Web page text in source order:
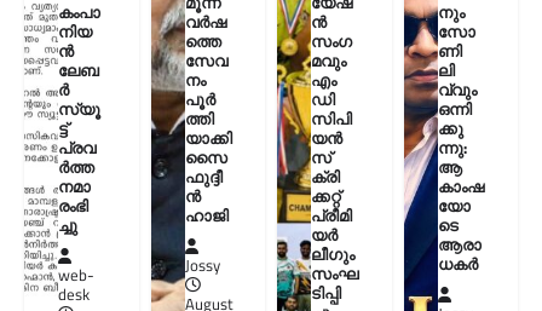
കംപാ
നിയ
ൻ
ലേബ
ർ
സ്യൂ
ട്ട്
പ്രവ
ർത്ത
നമാ
രംഭി
ച്ചു
web-
desk
വർഷ
ത്തെ
സേവ
നം
പൂർ
ത്തി
യാക്കി
സൈ
ഫുദ്ദീ
ൻ
ഹാജി
Jossy
August
ൻ
സംഗ
മവും
എം
ഡി
സിപി
യൻ
സ്
ക്രി
ക്കറ്റ്
പ്രീമി
യർ
ലീഗും
സംഘ
ടിപ്പി
നും
സോ
ണി
ലി
വ്വും
ഒന്നി
ക്കു
ന്നു:
ആ
കാംഷ
യോ
ടെ
ആരാ
ധകർ